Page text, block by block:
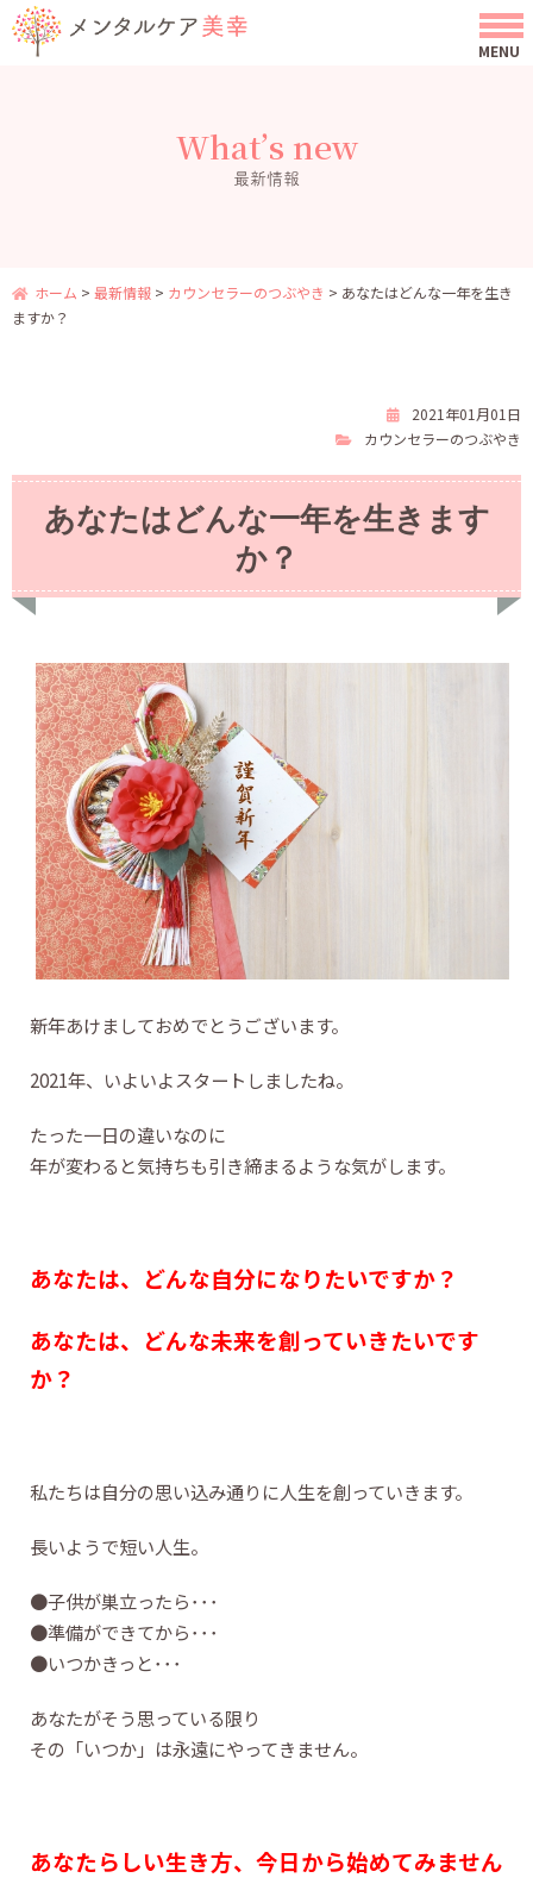
What’s new
最新情報
ホーム > 最新情報 > カウンセラーのつぶやき > あなたはどんな一年を生き
ますか？
2021年01月01日
カウンセラーのつぶやき
あなたはどんな一年を生きます
か？
新年あけましておめでとうございます。
2021年、いよいよスタートしましたね。
たった一日の違いなのに
年が変わると気持ちも引き締まるような気がします。
あなたは、どんな自分になりたいですか？
あなたは、どんな未来を創っていきたいです
か？
私たちは自分の思い込み通りに人生を創っていきます。
長いようで短い人生。
●子供が巣立ったら･･･
●準備ができてから･･･
●いつかきっと･･･
あなたがそう思っている限り
その「いつか」は永遠にやってきません。
あなたらしい生き方、今日から始めてみません